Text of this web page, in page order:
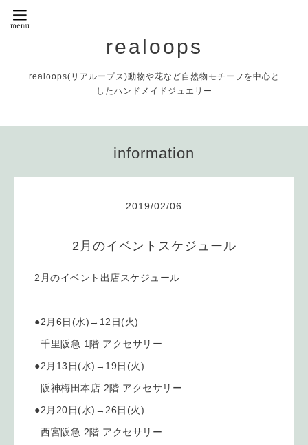
realoops
realoops(リアループス)動物や花など自然物モチーフを中心と
したハンドメイドジュエリー
information
2019/02/06
2月のイベントスケジュール
2月のイベント出店スケジュール
●2月6日(水)→12日(火)
千里阪急 1階 アクセサリー
●2月13日(水)→19日(火)
阪神梅田本店 2階 アクセサリー
●2月20日(水)→26日(火)
西宮阪急 2階 アクセサリー